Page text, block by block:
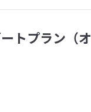
トプラン（オ